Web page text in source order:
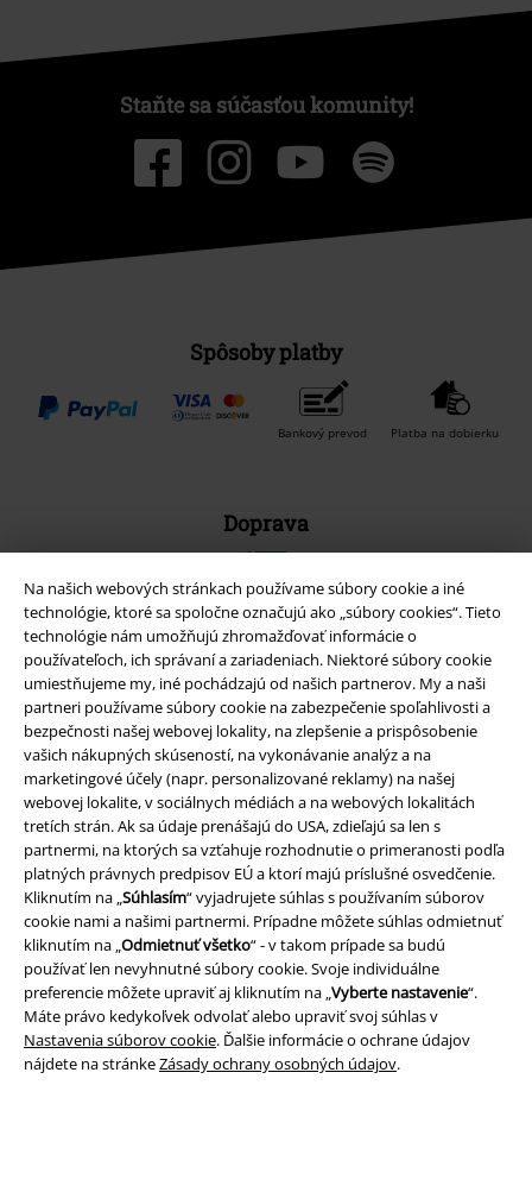
Na našich webových stránkach používame súbory cookie a iné
technológie, ktoré sa spoločne označujú ako „súbory cookies“. Tieto
technológie nám umožňujú zhromažďovať informácie o
používateľoch, ich správaní a zariadeniach. Niektoré súbory cookie
umiestňujeme my, iné pochádzajú od našich partnerov. My a naši
partneri používame súbory cookie na zabezpečenie spoľahlivosti a
bezpečnosti našej webovej lokality, na zlepšenie a prispôsobenie
vašich nákupných skúseností, na vykonávanie analýz a na
marketingové účely (napr. personalizované reklamy) na našej
webovej lokalite, v sociálnych médiách a na webových lokalitách
tretích strán. Ak sa údaje prenášajú do USA, zdieľajú sa len s
partnermi, na ktorých sa vzťahuje rozhodnutie o primeranosti podľa
platných právnych predpisov EÚ a ktorí majú príslušné osvedčenie.
Kliknutím na „Súhlasím“ vyjadrujete súhlas s používaním súborov
cookie nami a našimi partnermi. Prípadne môžete súhlas odmietnuť
kliknutím na „Odmietnuť všetko“ - v takom prípade sa budú
používať len nevyhnutné súbory cookie. Svoje individuálne
preferencie môžete upraviť aj kliknutím na „Vyberte nastavenie“.
Máte právo kedykoľvek odvolať alebo upraviť svoj súhlas v
Nastavenia súborov cookie. Ďalšie informácie o ochrane údajov
nájdete na stránkeZásady ochrany osobných údajov.
Staňte sa súčasťou komunity!
Spôsoby platby
Bankový prevod Platba na dobierku
Doprava
Nová aplikácia EMP
Stiahnite si novú EMP aplikáciu zdarma a využite všetky nové
funkcie a výhody!
A Warner Music Group Company